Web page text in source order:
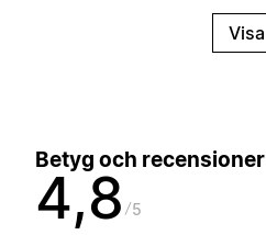
Visa
Betyg och recensioner
4,8 5